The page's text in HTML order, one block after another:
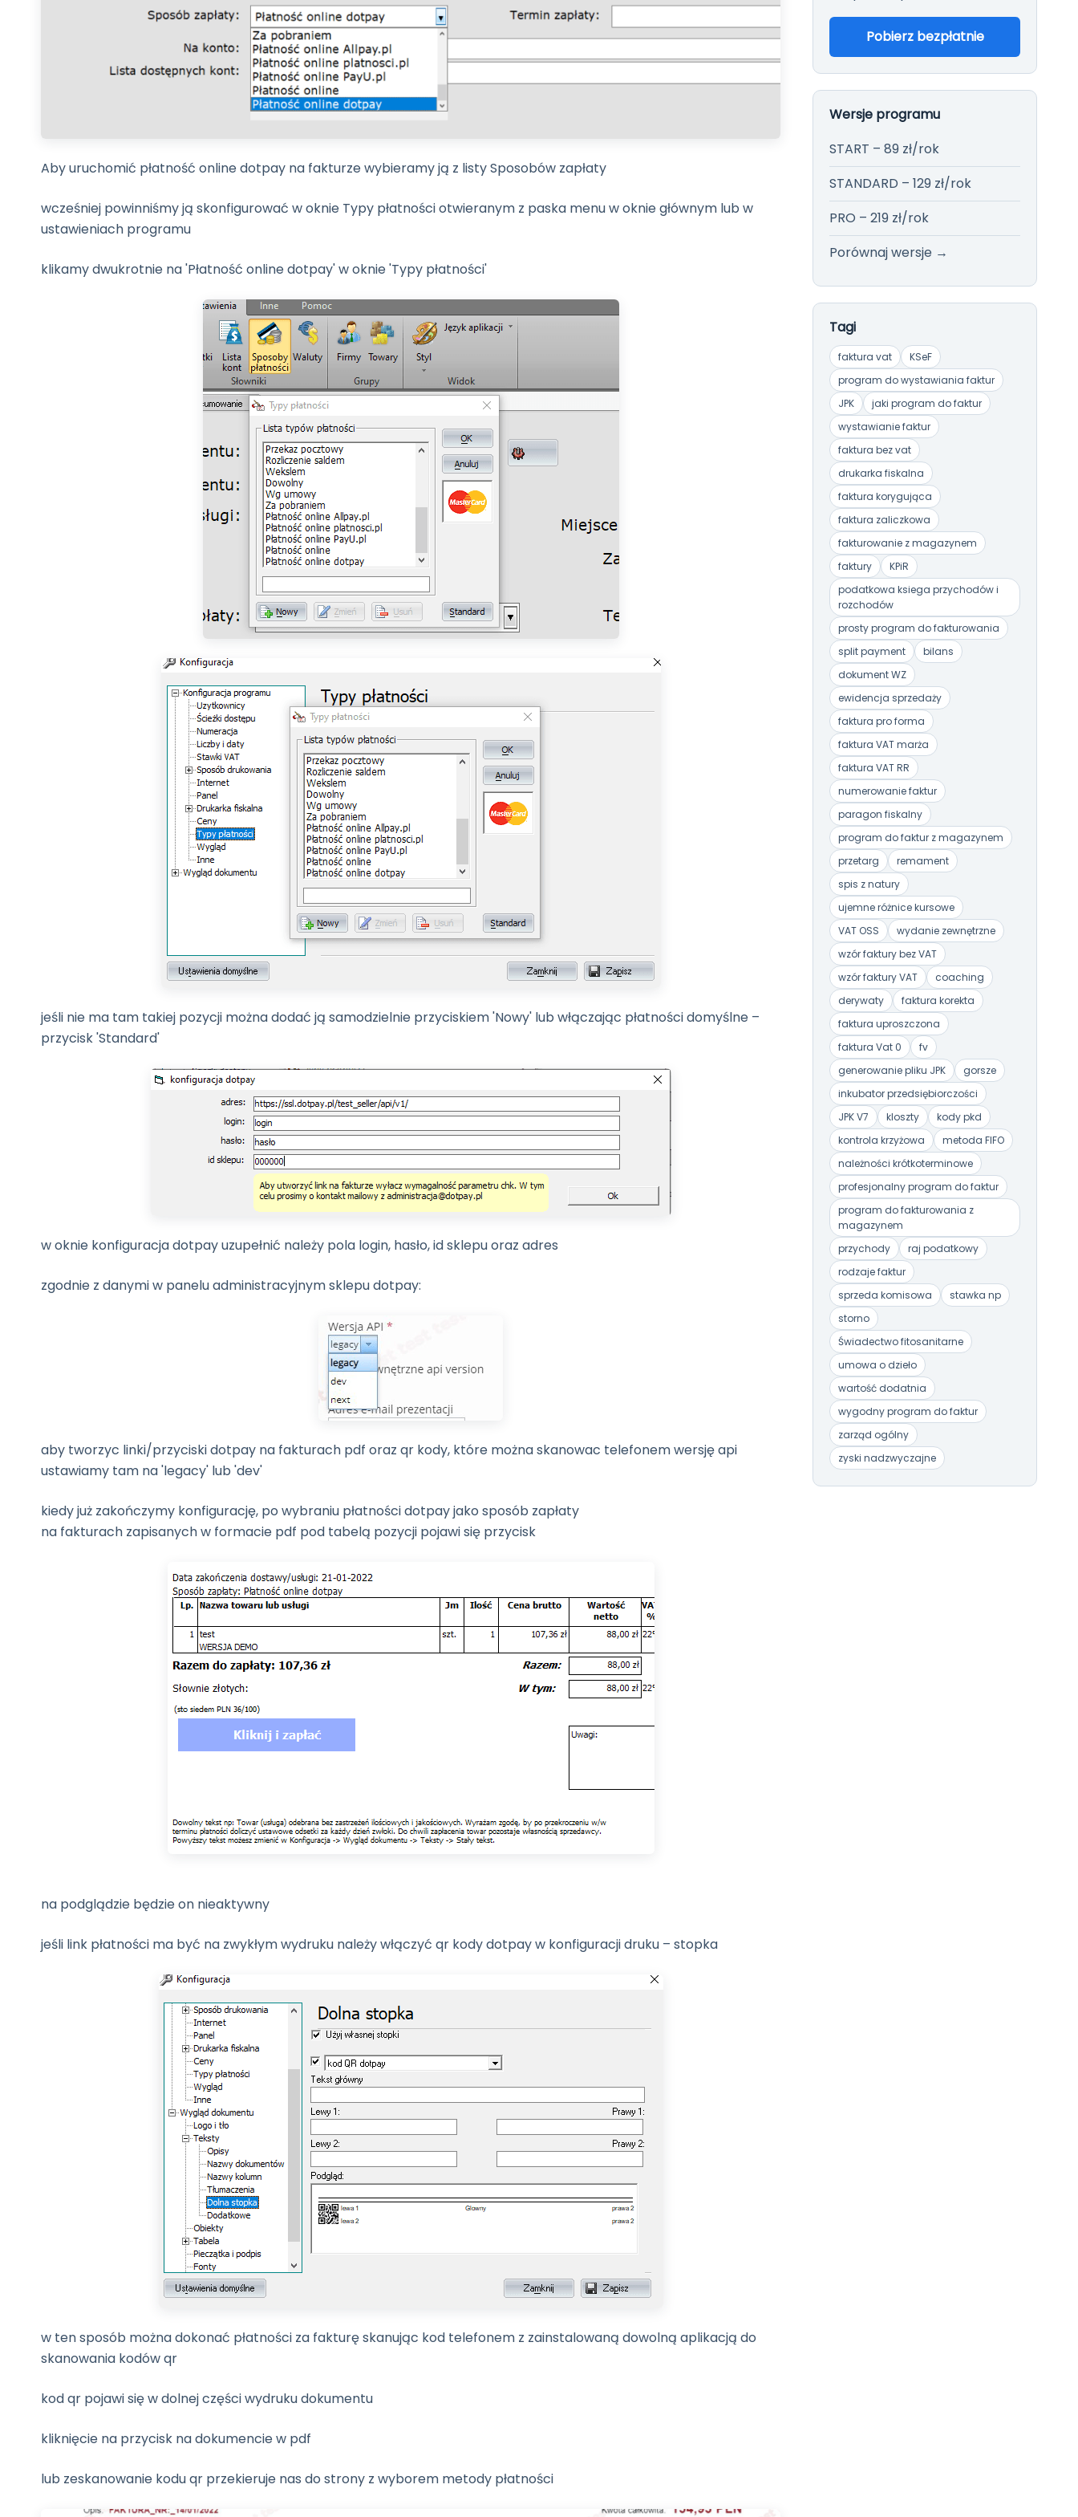
Aby uruchomić płatność online dotpay na fakturze wybieramy ją z listy Sposobów zapłaty
wcześniej powinniśmy ją skonfigurować w oknie Typy płatności otwieranym z paska menu w oknie głównym lub w
ustawieniach programu
klikamy dwukrotnie na 'Płatność online dotpay' w oknie 'Typy płatności'
jeśli nie ma tam takiej pozycji można dodać ją samodzielnie przyciskiem 'Nowy' lub włączając płatności domyślne –
przycisk 'Standard'
w oknie konfiguracja dotpay uzupełnić należy pola login, hasło, id sklepu oraz adres
zgodnie z danymi w panelu administracyjnym sklepu dotpay:
aby tworzyc linki/przyciski dotpay na fakturach pdf oraz qr kody, które można skanowac telefonem wersję api
ustawiamy tam na 'legacy' lub 'dev'
kiedy już zakończymy konfigurację, po wybraniu płatności dotpay jako sposób zapłaty
na fakturach zapisanych w formacie pdf pod tabelą pozycji pojawi się przycisk
na podglądzie będzie on nieaktywny
jeśli link płatności ma być na zwykłym wydruku należy włączyć qr kody dotpay w konfiguracji druku – stopka
w ten sposób można dokonać płatności za fakturę skanując kod telefonem z zainstalowaną dowolną aplikacją do
skanowania kodów qr
kod qr pojawi się w dolnej części wydruku dokumentu
kliknięcie na przycisk na dokumencie w pdf
lub zeskanowanie kodu qr przekieruje nas do strony z wyborem metody płatności
Pobierz bezpłatnie
Wersje programu
START – 89 zł/rok
STANDARD – 129 zł/rok
PRO – 219 zł/rok
Porównaj wersje →
Tagi
faktura vat
KSeF
program do wystawiania faktur
JPK
jaki program do faktur
wystawianie faktur
faktura bez vat
drukarka fiskalna
faktura korygująca
faktura zaliczkowa
fakturowanie z magazynem
faktury
KPiR
podatkowa ksiega przychodów i
rozchodów
prosty program do fakturowania
split payment
bilans
dokument WZ
ewidencja sprzedaży
faktura pro forma
faktura VAT marża
faktura VAT RR
numerowanie faktur
paragon fiskalny
program do faktur z magazynem
przetarg
remament
spis z natury
ujemne różnice kursowe
VAT OSS
wydanie zewnętrzne
wzór faktury bez VAT
wzór faktury VAT
coaching
derywaty
faktura korekta
faktura uproszczona
faktura Vat 0
fv
generowanie pliku JPK
gorsze
inkubator przedsiębiorczości
JPK V7
kloszty
kody pkd
kontrola krzyżowa
metoda FIFO
należności krótkoterminowe
profesjonalny program do faktur
program do fakturowania z
magazynem
przychody
raj podatkowy
rodzaje faktur
sprzeda komisowa
stawka np
storno
Świadectwo fitosanitarne
umowa o dzieło
wartość dodatnia
wygodny program do faktur
zarząd ogólny
zyski nadzwyczajne